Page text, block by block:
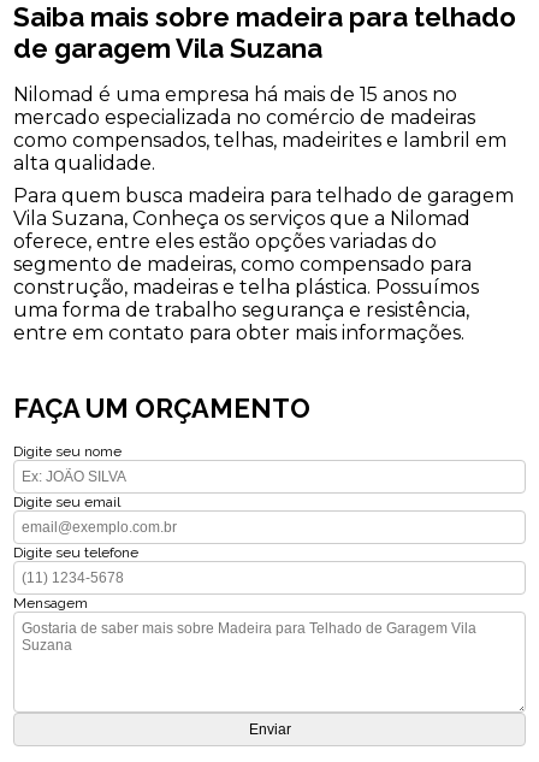
Saiba mais sobre madeira para telhado
de garagem Vila Suzana
Nilomad é uma empresa há mais de 15 anos no
mercado especializada no comércio de madeiras
como compensados, telhas, madeirites e lambril em
alta qualidade.
Para quem busca madeira para telhado de garagem
Vila Suzana, Conheça os serviços que a Nilomad
oferece, entre eles estão opções variadas do
segmento de madeiras, como compensado para
construção, madeiras e telha plástica. Possuímos
uma forma de trabalho segurança e resistência,
entre em contato para obter mais informações.
FAÇA UM ORÇAMENTO
Digite seu nome
Digite seu email
Digite seu telefone
Mensagem